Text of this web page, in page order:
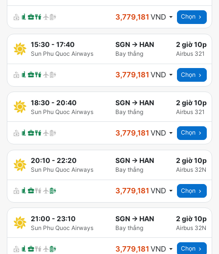
3,779,181 VND Chọn
15:30 - 17:40
Sun Phu Quoc Airways
SGN → HAN
Bay thẳng
2 giờ 10p
Airbus 321
3,779,181 VND Chọn
18:30 - 20:40
Sun Phu Quoc Airways
SGN → HAN
Bay thẳng
2 giờ 10p
Airbus 321
3,779,181 VND Chọn
20:10 - 22:20
Sun Phu Quoc Airways
SGN → HAN
Bay thẳng
2 giờ 10p
Airbus 32N
3,779,181 VND Chọn
21:00 - 23:10
Sun Phu Quoc Airways
SGN → HAN
Bay thẳng
2 giờ 10p
Airbus 32N
3,779,181 VND Chọn